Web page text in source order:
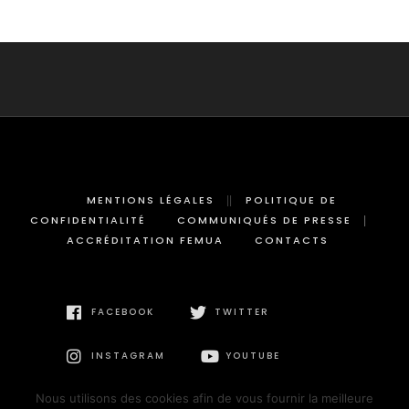
MENTIONS LÉGALES
POLITIQUE DE
CONFIDENTIALITÉ
COMMUNIQUÉS DE PRESSE
ACCRÉDITATION FEMUA
CONTACTS
FACEBOOK TWITTER
INSTAGRAM YOUTUBE
Nous utilisons des cookies afin de vous fournir la meilleure